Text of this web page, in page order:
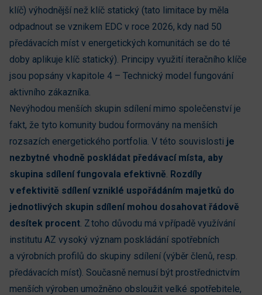
klíč) výhodnější než klíč statický (tato limitace by měla
odpadnout se vznikem EDC v roce 2026, kdy nad 50
předávacích míst v energetických komunitách se do té
doby aplikuje klíč statický). Principy využití iteračního klíče
jsou popsány v kapitole 4 – Technický model fungování
aktivního zákazníka.
Nevýhodou menších skupin sdílení mimo společenství je
fakt, že tyto komunity budou formovány na menších
rozsazích energetického portfolia. V této souvislosti je
nezbytné vhodně poskládat předávací místa, aby
skupina sdílení fungovala efektivně. Rozdíly
v efektivitě sdílení vzniklé uspořádáním majetků do
jednotlivých skupin sdílení mohou dosahovat řádově
desítek procent. Z toho důvodu má v případě využívání
institutu AZ vysoký význam poskládání spotřebních
a výrobních profilů do skupiny sdílení (výběr členů, resp.
předávacích míst). Současně nemusí být prostřednictvím
menších výroben umožněno obsloužit velké spotřebitele,